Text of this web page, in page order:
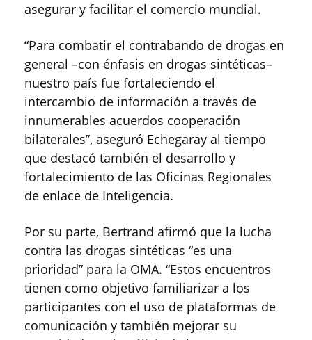
asegurar y facilitar el comercio mundial.
“Para combatir el contrabando de drogas en
general –con énfasis en drogas sintéticas–
nuestro país fue fortaleciendo el
intercambio de información a través de
innumerables acuerdos cooperación
bilaterales”, aseguró Echegaray al tiempo
que destacó también el desarrollo y
fortalecimiento de las Oficinas Regionales
de enlace de Inteligencia.
Por su parte, Bertrand afirmó que la lucha
contra las drogas sintéticas “es una
prioridad” para la OMA. “Estos encuentros
tienen como objetivo familiarizar a los
participantes con el uso de plataformas de
comunicación y también mejorar su